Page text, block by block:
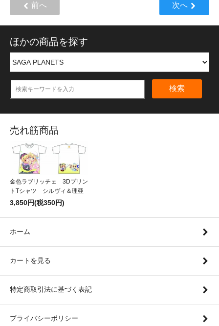
前へ 次へ
ほかの商品を探す
検索
売れ筋商品
金色ラブリッチェ 3Dプリン
トTシャツ シルヴィ＆理亜
3,850円(税350円)
ホーム
カートを見る
特定商取引法に基づく表記
プライバシーポリシー